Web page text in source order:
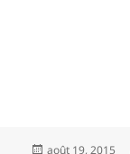
Posted
août 19, 2015